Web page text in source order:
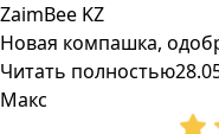
ZaimBee KZ
Новая компашка,
Читать полностью
Макс